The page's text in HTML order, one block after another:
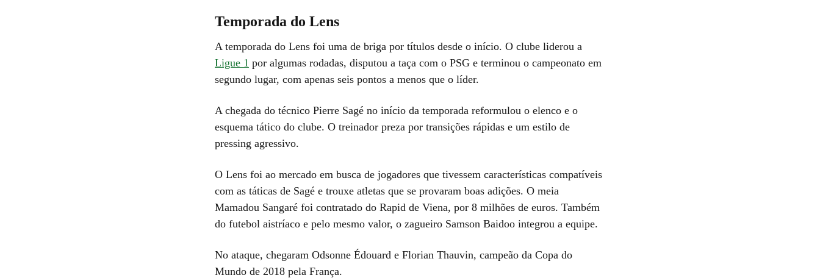
Temporada do Lens
A temporada do Lens foi uma de briga por títulos desde o início. O clube liderou a
Ligue 1 por algumas rodadas, disputou a taça com o PSG e terminou o campeonato em
segundo lugar, com apenas seis pontos a menos que o líder.
A chegada do técnico Pierre Sagé no início da temporada reformulou o elenco e o
esquema tático do clube. O treinador preza por transições rápidas e um estilo de
pressing agressivo.
O Lens foi ao mercado em busca de jogadores que tivessem características compatíveis
com as táticas de Sagé e trouxe atletas que se provaram boas adições. O meia
Mamadou Sangaré foi contratado do Rapid de Viena, por 8 milhões de euros. Também
do futebol aistríaco e pelo mesmo valor, o zagueiro Samson Baidoo integrou a equipe.
No ataque, chegaram Odsonne Édouard e Florian Thauvin, campeão da Copa do
Mundo de 2018 pela França.